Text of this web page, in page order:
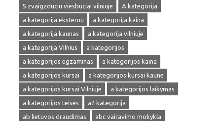
5 zvaigzduciu viesbuciai vilniuje
A kategorija
a kategorija eksternu
a kategorija kaina
a kategorija kaunas
a kategorija vilniuje
a kategorija Vilnius
a kategorijos
a kategorijos egzaminas
a kategorijos kaina
a kategorijos kursai
a kategorijos kursai kaune
a kategorijos kursai Vilniuje
a kategorijos laikymas
a kategorijos teises
a2 kategorija
ab lietuvos draudimas
abc vairavimo mokykla